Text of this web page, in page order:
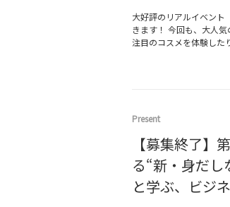
大好評のリアルイベント
きます！ 今回も、大人
注目のコスメを体験し
Present
【募集終了】
る“新・身だ
と学ぶ、ビジ